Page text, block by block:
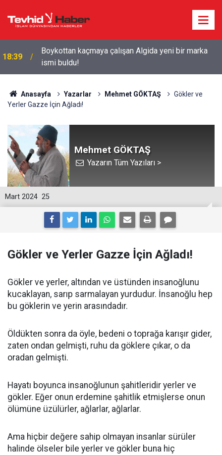
18:29
Starbucks'tan 'Tarihi' Skandal: Polisler genel
merkezi bastı!
Anasayfa Yazarlar Mehmet GÖKTAŞ
Gökler ve
Yerler Gazze İçin Ağladı!
Mehmet GÖKTAŞ
Yazarın Tüm Yazıları >
25
Mart 2024
Gökler ve Yerler Gazze İçin Ağladı!
Gökler ve yerler, altından ve üstünden insanoğlunu
kucaklayan, sarıp sarmalayan yurdudur. İnsanoğlu hep
bu göklerin ve yerin arasındadır.
Öldükten sonra da öyle, bedeni o toprağa karışır gider,
zaten ondan gelmişti, ruhu da göklere çıkar, o da
oradan gelmişti.
Hayatı boyunca insanoğlunun şahitleridir yerler ve
gökler. Eğer onun erdemine şahitlik etmişlerse onun
ölümüne üzülürler, ağlarlar, ağlarlar.
Ama hiçbir değere sahip olmayan insanlar sürüler
halinde ölseler bile yerler ve gökler buna hiç